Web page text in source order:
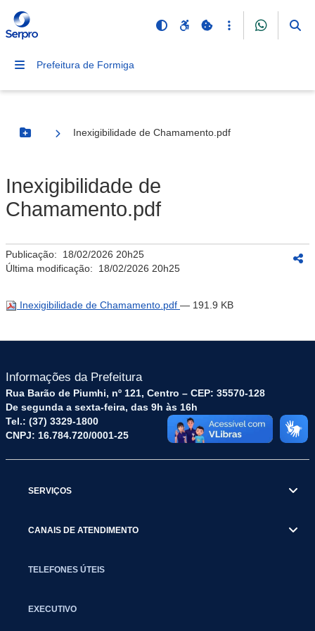
Prefeitura de Formiga
Botão Menu
Inexigibilidade de Chamamento.pdf
Inexigibilidade de
Chamamento.pdf
Publicação: 18/02/2026 20h25
Última modificação: 18/02/2026 20h25
Inexigibilidade de Chamamento.pdf — 191.9 KB
Informações da Prefeitura
Rua Barão de Piumhi, nº 121, Centro – CEP: 35570-128
De segunda a sexta-feira, das 9h às 16h
Tel.: (37) 3329-1800
CNPJ: 16.784.720/0001-25
SERVIÇOS
CANAIS DE ATENDIMENTO
TELEFONES ÚTEIS
EXECUTIVO